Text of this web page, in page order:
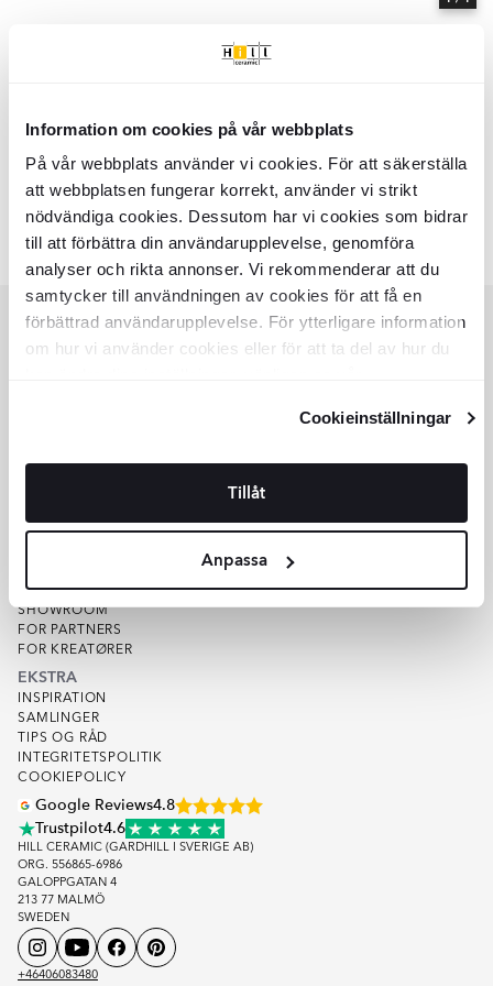
Information om cookies på vår webbplats
På vår webbplats använder vi cookies. För att säkerställa
att webbplatsen fungerar korrekt, använder vi strikt
nödvändiga cookies. Dessutom har vi cookies som bidrar
till att förbättra din användarupplevelse, genomföra
analyser och rikta annonser. Vi rekommenderar att du
samtycker till användningen av cookies för att få en
förbättrad användarupplevelse. För ytterligare information
om hur vi använder cookies eller för att ta del av hur du
Cookieinställningar
Tillåt
Anpassa
Serie Lora - Hill Ceramic
Lora - Samlinger af produkter | Hill Ceramic ®
Farver:
Lignende samlinger
SEKEL RAINBOW
Item
of
SPOR ORDRER
KVALITET
LAGER
SHOWROOM
FOR PARTNERS
FOR KREATØRER
EKSTRA
INSPIRATION
SAMLINGER
TIPS OG RÅD
INTEGRITETSPOLITIK
COOKIEPOLICY
Google Reviews4.8
Trustpilot4.6
HILL CERAMIC (GARDHILL I SVERIGE AB)
ORG. 556865-6986
GALOPPGATAN 4
213 77 MALMÖ
SWEDEN
+46406083480